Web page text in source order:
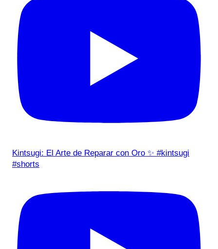
Kintsugi: El Arte de Reparar con Oro ✨ #kintsugi
#shorts